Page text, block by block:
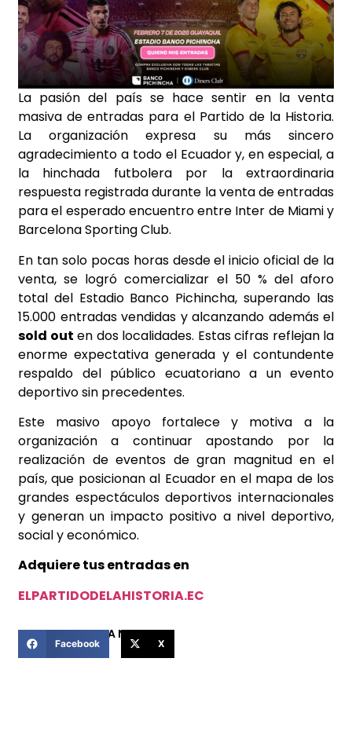
La pasión del país se hace sentir en la venta
masiva de entradas para el Partido de la Historia.
La organización expresa su más sincero
agradecimiento a todo el Ecuador y, en especial, a
la hinchada futbolera por la extraordinaria
respuesta registrada durante la venta de entradas
para el esperado encuentro entre Inter de Miami y
Barcelona Sporting Club.
En tan solo pocas horas desde el inicio oficial de la
venta, se logró comercializar el 50 % del aforo
total del Estadio Banco Pichincha, superando las
15.000 entradas vendidas y alcanzando además el
sold out en dos localidades. Estas cifras reflejan la
enorme expectativa generada y el contundente
respaldo del público ecuatoriano a un evento
deportivo sin precedentes.
Este masivo apoyo fortalece y motiva a la
organización a continuar apostando por la
realización de eventos de gran magnitud en el
país, que posicionan al Ecuador en el mapa de los
grandes espectáculos deportivos internacionales
y generan un impacto positivo a nivel deportivo,
social y económico.
Adquiere tus entradas en
ELPARTIDODELAHISTORIA.EC
COMPARTIR ESTA NOTICIA
Facebook X